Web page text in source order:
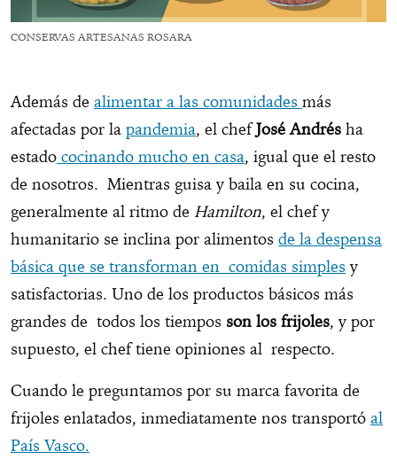
CONSERVAS ARTESANAS ROSARA
Además de alimentar a las comunidades más
afectadas por la pandemia, el chefJosé Andrés ha
estado cocinando mucho en casa, igual que el resto
de nosotros. Mientras guisa y baila en su cocina,
generalmente al ritmo de Hamilton, el chef y
humanitario se inclina por alimentos de la despensa
básica que se transforman en comidas simples y
satisfactorias. Uno de los productos básicos más
grandes de todos los tiempos son los frijoles, y por
supuesto, el chef tiene opiniones al respecto.
Cuando le preguntamos por su marca favorita de
frijoles enlatados, inmediatamente nos transportó al
País Vasco.